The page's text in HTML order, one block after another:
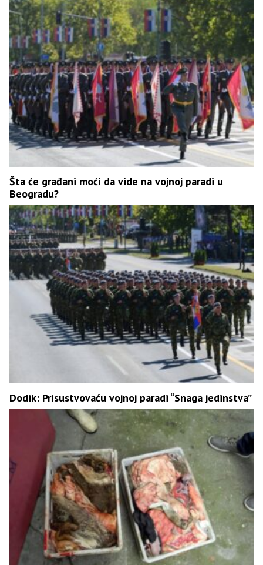
Šta će građani moći da vide na vojnoj paradi u
Beogradu?
Dodik: Prisustvovaću vojnoj paradi “Snaga jedinstva”